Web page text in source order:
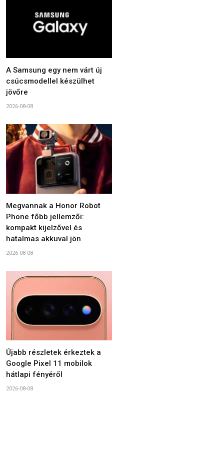
A Samsung egy nem várt új
csúcsmodellel készülhet
jövőre
2026-08-08
Megvannak a Honor Robot
Phone főbb jellemzői:
kompakt kijelzővel és
hatalmas akkuval jön
2026-08-08
Újabb részletek érkeztek a
Google Pixel 11 mobilok
hátlapi fényéről
2026-08-08